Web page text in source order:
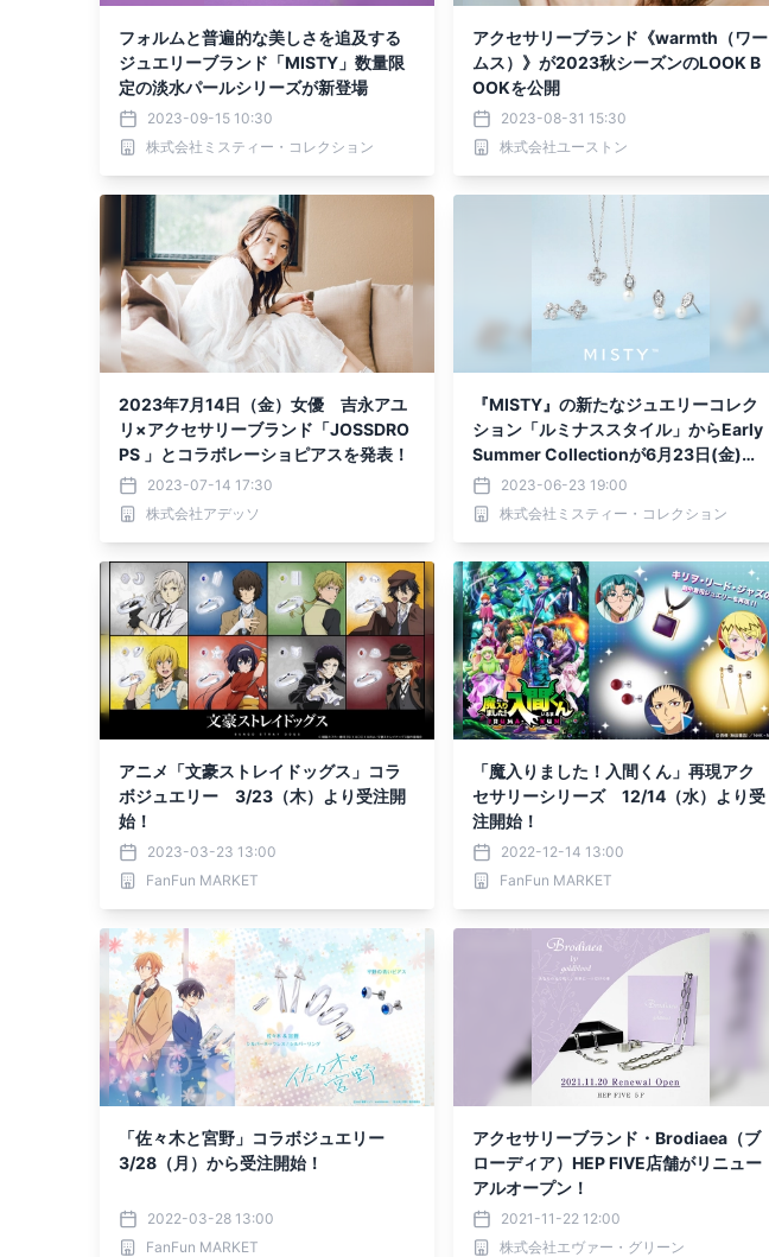
フォルムと普遍的な美しさを追及する
ジュエリーブランド「MISTY」数量限
定の淡水パールシリーズが新登場
2023-09-15 10:30
株式会社ミスティー・コレクション
アクセサリーブランド《warmth（ワー
ムス）》が2023秋シーズンのLOOK B
OOKを公開
2023-08-31 15:30
株式会社ユーストン
2023年7月14日（金）女優 吉永アユ
リ×アクセサリーブランド「JOSSDRO
PS 」とコラボレーショピアスを発表！
2023-07-14 17:30
株式会社アデッソ
『MISTY』の新たなジュエリーコレク
ション「ルミナススタイル」からEarly
Summer Collectionが6月23日(金)よ
り発売2023-06-23 19:00
株式会社ミスティー・コレクション
アニメ「文豪ストレイドッグス」コラ
ボジュエリー 3/23（木）より受注開
始！
2023-03-23 13:00
FanFun MARKET
「魔入りました！入間くん」再現アク
セサリーシリーズ 12/14（水）より受
注開始！
2022-12-14 13:00
FanFun MARKET
「佐々木と宮野」コラボジュエリー
3/28（月）から受注開始！
2022-03-28 13:00
FanFun MARKET
アクセサリーブランド・Brodiaea（ブ
ローディア）HEP FIVE店舗がリニュー
アルオープン！
2021-11-22 12:00
株式会社エヴァー・グリーン